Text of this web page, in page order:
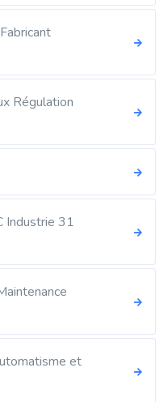
Régulation
Industrie 31
et